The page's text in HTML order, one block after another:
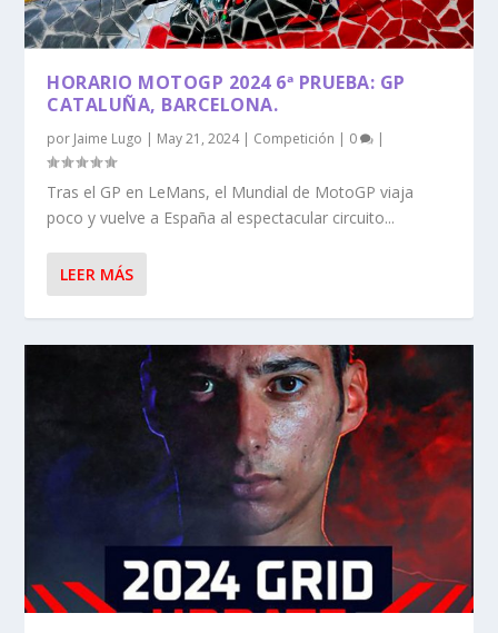
HORARIO MOTOGP 2024 6ª PRUEBA: GP
CATALUÑA, BARCELONA.
por Jaime Lugo | May 21, 2024| Competición | 0 |
Tras el GP en LeMans, el Mundial de MotoGP viaja
poco y vuelve a España al espectacular circuito...
LEER MÁS